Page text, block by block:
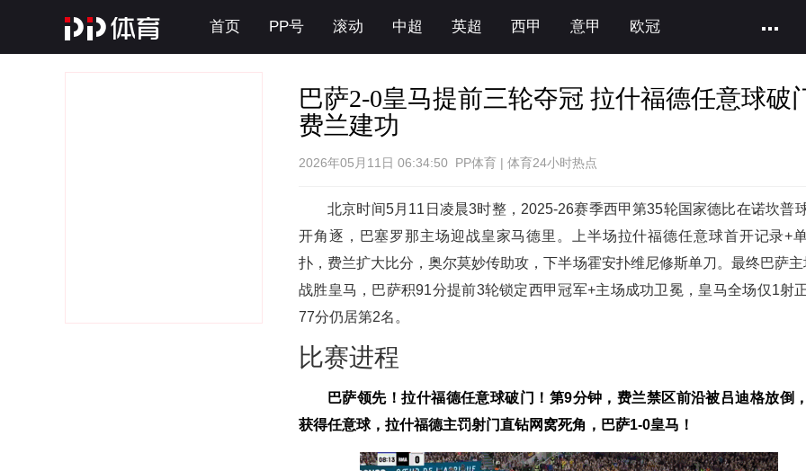
首页 PP号 滚动 中超 英超 西甲 意甲 欧冠
巴萨2-0皇马提前三轮夺冠 拉什福德任意球破
费兰建功
2026年05月11日 06:34:50 PP体育 | 体育24小时热点
北京时间5月11日凌晨3时整，2025-26赛季西甲第35轮国家德比在诺坎普
开角逐，巴塞罗那主场迎战皇家马德里。上半场拉什福德任意球首开记录+
扑，费兰扩大比分，奥尔莫妙传助攻，下半场霍安扑维尼修斯单刀。最终巴萨
战胜皇马，巴萨积91分提前3轮锁定西甲冠军+主场成功卫冕，皇马全场仅1射
77分仍居第2名。
比赛进程
巴萨领先！拉什福德任意球破门！第9分钟，费兰禁区前沿被吕迪格放倒
获得任意球，拉什福德主罚射门直钻网窝死角，巴萨1-0皇马！